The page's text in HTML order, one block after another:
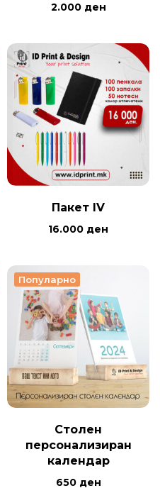
2.000 ден
Пакет IV
16.000 ден
Популарно
Столен
персонализиран
календар
650 ден